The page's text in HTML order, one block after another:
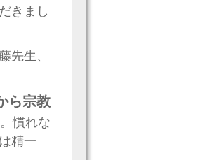
きまし
先生、
ら宗教
慣れな
精一